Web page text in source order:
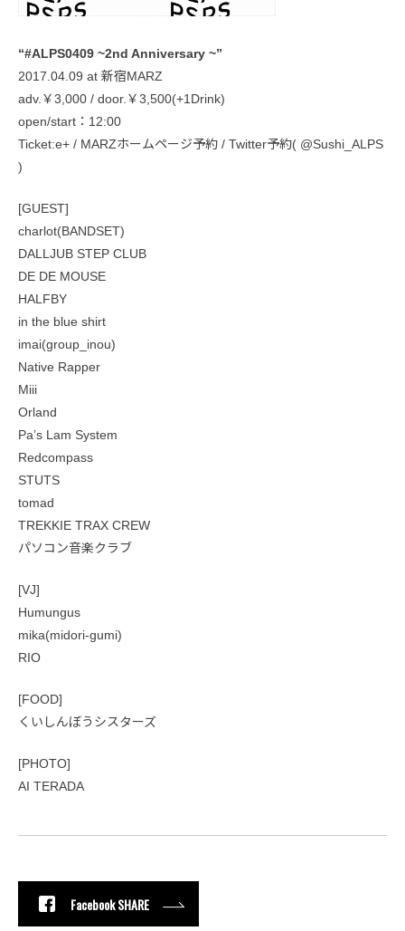
“#ALPS0409 ~2nd Anniversary ~”
2017.04.09 at 新宿MARZ
adv.￥3,000 / door.￥3,500(+1Drink)
open/start：12:00
Ticket:e+ / MARZホームページ予約 / Twitter予約( @Sushi_ALPS
)
[GUEST]
charlot(BANDSET)
DALLJUB STEP CLUB
DE DE MOUSE
HALFBY
in the blue shirt
imai(group_inou)
Native Rapper
Miii
Orland
Pa’s Lam System
Redcompass
STUTS
tomad
TREKKIE TRAX CREW
パソコン音楽クラブ
[VJ]
Humungus
mika(midori-gumi)
RIO
[FOOD]
くいしんぼうシスターズ
[PHOTO]
AI TERADA
Facebook SHARE